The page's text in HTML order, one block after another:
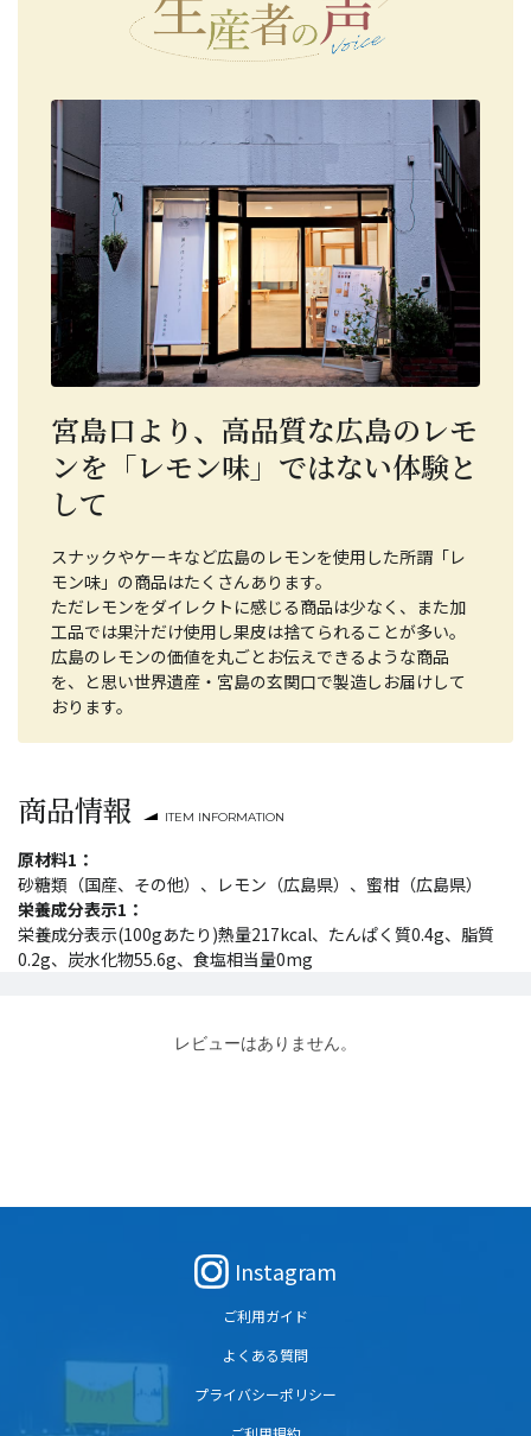
宮島口より、高品質な広島のレモ
ンを「レモン味」ではない体験と
して
スナックやケーキなど広島のレモンを使用した所謂「レ
モン味」の商品はたくさんあります。
ただレモンをダイレクトに感じる商品は少なく、また加
工品では果汁だけ使用し果皮は捨てられることが多い。
広島のレモンの価値を丸ごとお伝えできるような商品
を、と思い世界遺産・宮島の玄関口で製造しお届けして
おります。
商品情報 ITEM INFORMATION
原材料1：
砂糖類（国産、その他）、レモン（広島県）、蜜柑（広島県）
栄養成分表示1：
栄養成分表示(100gあたり)熱量217kcal、たんぱく質0.4g、脂質
0.2g、炭水化物55.6g、食塩相当量0mg
レビューはありません。
Instagram
ご利用ガイド
よくある質問
プライバシーポリシー